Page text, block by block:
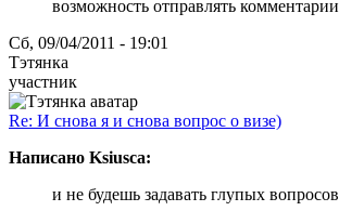
возможность отправлять комментарии
Сб, 09/04/2011 - 19:01
Тэтянка
участник
Re: И снова я и снова вопрос о визе)
Написано Ksiusca:
и не будешь задавать глупых вопросов